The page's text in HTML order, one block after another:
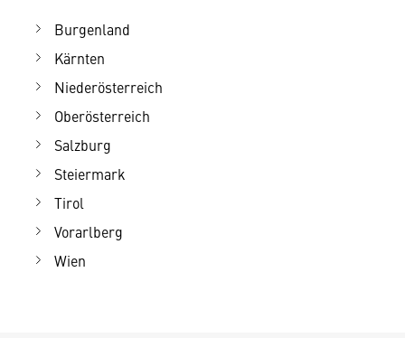
Burgenland
Kärnten
Niederösterreich
Oberösterreich
Salzburg
Steiermark
Tirol
Vorarlberg
Wien